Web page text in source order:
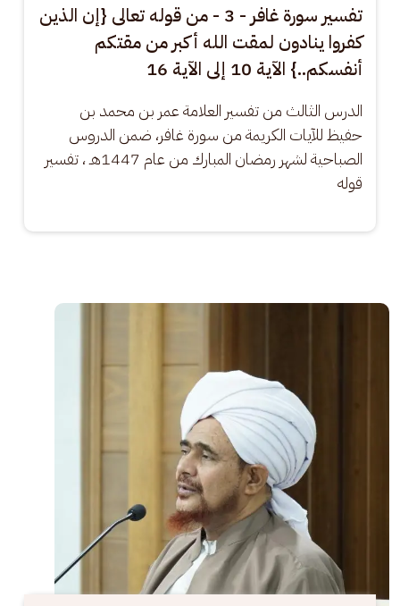
تفسير سورة غافر - 3 - من قوله تعالى {إن الذين
كفروا ينادون لمقت الله أكبر من مقتكم
أنفسكم..} الآية 10 إلى الآية 16
الدرس الثالث من تفسير العلامة عمر بن محمد بن
حفيظ للآيات الكريمة من سورة غافر، ضمن الدروس
الصباحية لشهر رمضان المبارك من عام 1447هـ ، تفسير
قوله
الصورة